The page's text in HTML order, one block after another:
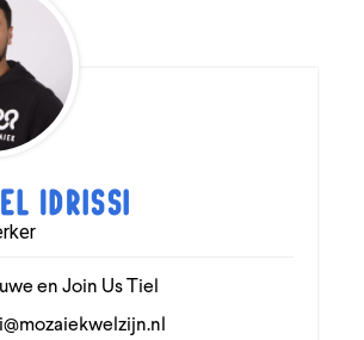
Idrissi
en Join Us Tiel